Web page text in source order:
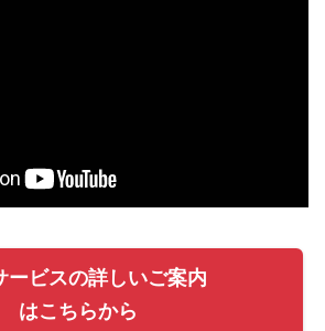
ービスの詳しいご案内
はこちらから